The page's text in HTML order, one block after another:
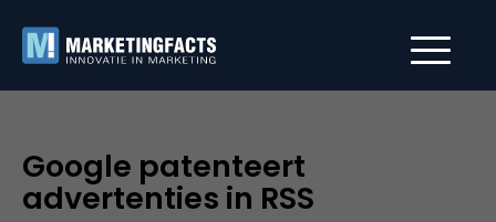
Google patenteert
advertenties in RSS